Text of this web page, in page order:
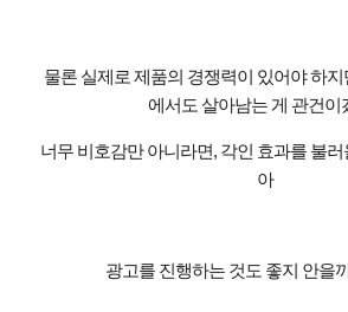
물론 실제로 제품의 경쟁력이 있어야 하
에서도 살아남는 게 관건이
너무 비호감만 아니라면, 각인 효과를 불
아
광고를 진행하는 것도 좋지 안을